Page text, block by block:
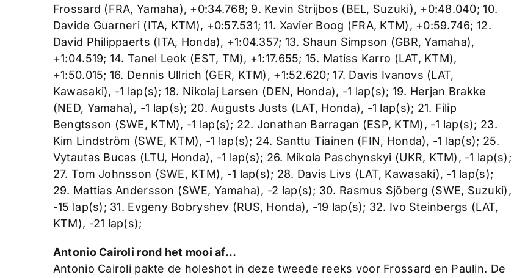
Frossard (FRA, Yamaha), +0:34.768; 9. Kevin Strijbos (BEL, Suzuki), +0:48.040; 10.
Davide Guarneri (ITA, KTM), +0:57.531; 11. Xavier Boog (FRA, KTM), +0:59.746; 12.
David Philippaerts (ITA, Honda), +1:04.357; 13. Shaun Simpson (GBR, Yamaha),
+1:04.519; 14. Tanel Leok (EST, TM), +1:17.655; 15. Matiss Karro (LAT, KTM),
+1:50.015; 16. Dennis Ullrich (GER, KTM), +1:52.620; 17. Davis Ivanovs (LAT,
Kawasaki), -1 lap(s); 18. Nikolaj Larsen (DEN, Honda), -1 lap(s); 19. Herjan Brakke
(NED, Yamaha), -1 lap(s); 20. Augusts Justs (LAT, Honda), -1 lap(s); 21. Filip
Bengtsson (SWE, KTM), -1 lap(s); 22. Jonathan Barragan (ESP, KTM), -1 lap(s); 23.
Kim Lindström (SWE, KTM), -1 lap(s); 24. Santtu Tiainen (FIN, Honda), -1 lap(s); 25.
Vytautas Bucas (LTU, Honda), -1 lap(s); 26. Mikola Paschynskyi (UKR, KTM), -1 lap(s);
27. Tom Johnsson (SWE, KTM), -1 lap(s); 28. Davis Livs (LAT, Kawasaki), -1 lap(s);
29. Mattias Andersson (SWE, Yamaha), -2 lap(s); 30. Rasmus Sjöberg (SWE, Suzuki),
-15 lap(s); 31. Evgeny Bobryshev (RUS, Honda), -19 lap(s); 32. Ivo Steinbergs (LAT,
KTM), -21 lap(s);
Antonio Cairoli rond het mooi af…
Antonio Cairoli pakte de holeshot in deze tweede reeks voor Frossard en Paulin. De